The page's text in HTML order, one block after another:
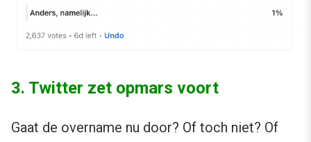
3. Twitter zet opmars voort
Gaat de overname nu door? Of toch niet? Of